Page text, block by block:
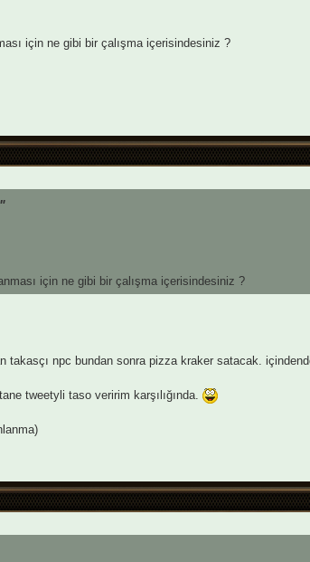
için ne gibi bir çalışma içerisindesiniz ?
için ne gibi bir çalışma içerisindesiniz ?
takasçı npc bundan sonra pizza kraker satacak.
tweetyli taso veririm karşılığında.